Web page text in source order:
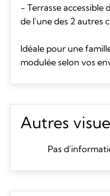
- Terrasse accessible
de l'une des 2 autres
Idéale pour une
modulée selon vos
Autres
Pas